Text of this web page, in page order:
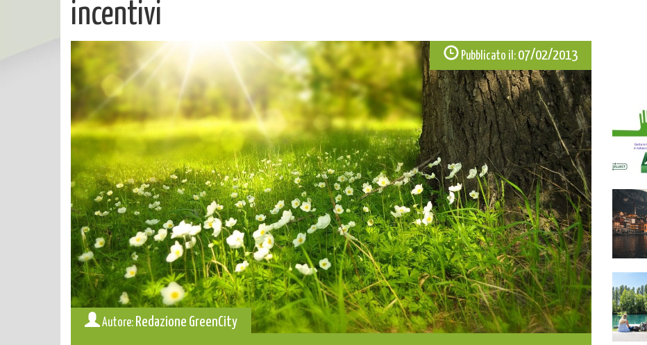
incentivi
Pubblicato il: 07/02/2013
Autore: Redazione GreenCity